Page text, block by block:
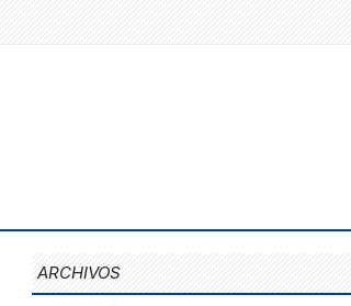
ARCHIVOS